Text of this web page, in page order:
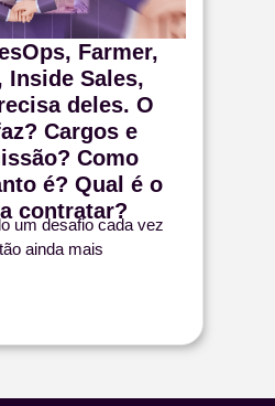
Farmer,
Inside Sales,
deles. O
Cargos e
Como
é? Qual é o
contratar?
um desafio cada vez
ainda mais